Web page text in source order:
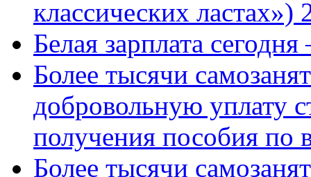
классических ластах»)
Белая зарплата
Более тысячи
добровольную уплату
получения пособия по
Более тысячи